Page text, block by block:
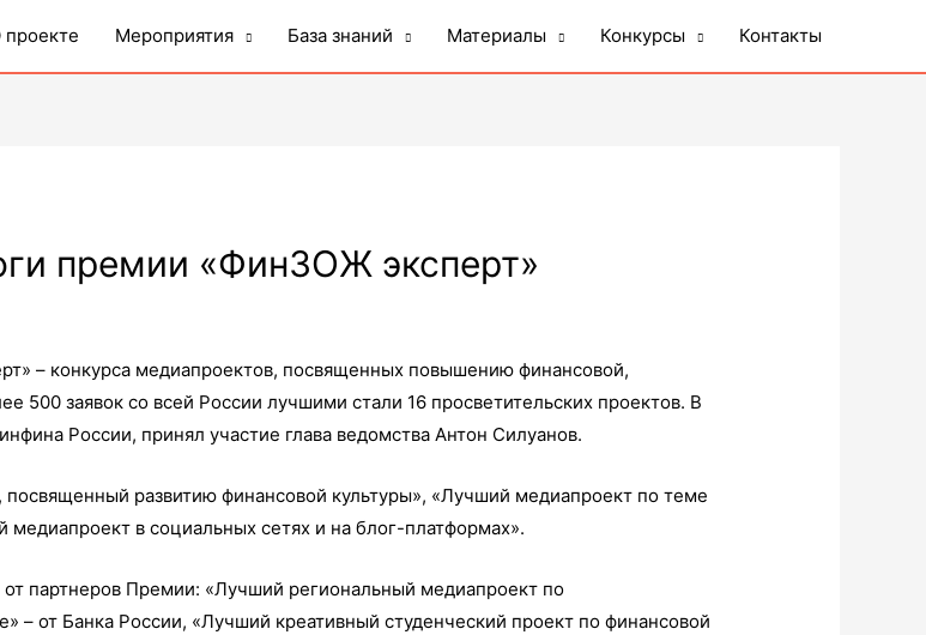
проекте Мероприятия База знаний Материалы Конкурсы Контакты
премии «ФинЗОЖ эксперт»
– конкурса медиапроектов, посвященных повышению финансовой,
500 заявок со всей России лучшими стали 16 просветительских проектов. В
России, принял участие глава ведомства Антон Силуанов.
развитию финансовой культуры», «Лучший медиапроект по теме
в социальных сетях и на блог-платформах».
партнеров Премии: «Лучший региональный медиапроект по
– от Банка России, «Лучший креативный студенческий проект по финансовой